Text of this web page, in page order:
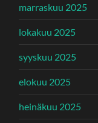
marraskuu 2025
lokakuu 2025
syyskuu 2025
elokuu 2025
heinäkuu 2025